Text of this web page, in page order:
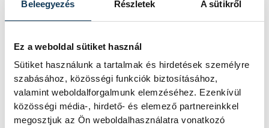
Beleegyezés Részletek A sütikről
Ez a weboldal sütiket használ
Sütiket használunk a tartalmak és hirdetések személyre
szabásához, közösségi funkciók biztosításához,
valamint weboldalforgalmunk elemzéséhez. Ezenkívül
közösségi média-, hirdető- és elemező partnereinkkel
megosztjuk az Ön weboldalhasználatra vonatkozó
TOVÁBBI CIKKEK
KÉZILABDA